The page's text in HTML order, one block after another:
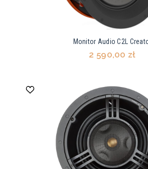
Monitor Audio C2L
2 590,00 zł